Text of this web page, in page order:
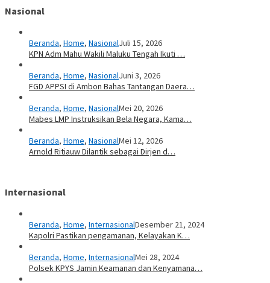
Nasional
Beranda, Home, NasionalJuli 15, 2026
KPN Adm Mahu Wakili Maluku Tengah Ikuti …
Beranda, Home, NasionalJuni 3, 2026
FGD APPSI di Ambon Bahas Tantangan Daera…
Beranda, Home, NasionalMei 20, 2026
Mabes LMP Instruksikan Bela Negara, Kama…
Beranda, Home, NasionalMei 12, 2026
Arnold Ritiauw Dilantik sebagai Dirjen d…
Internasional
Beranda, Home, InternasionalDesember 21, 2024
Kapolri Pastikan pengamanan, Kelayakan K…
Beranda, Home, InternasionalMei 28, 2024
Polsek KPYS Jamin Keamanan dan Kenyamana…